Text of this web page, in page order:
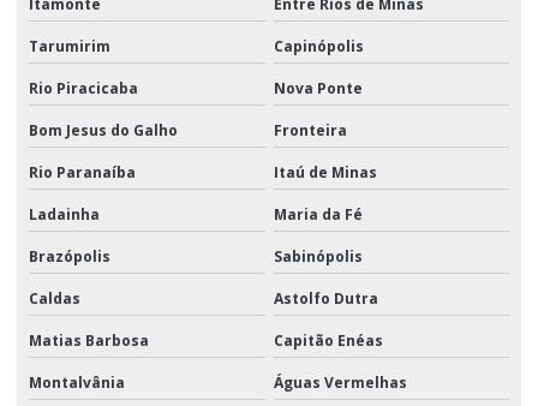
Itamonte Entre Rios de Minas
Tarumirim Capinópolis
Rio Piracicaba Nova Ponte
Bom Jesus do Galho Fronteira
Rio Paranaíba Itaú de Minas
Ladainha Maria da Fé
Brazópolis Sabinópolis
Caldas Astolfo Dutra
Matias Barbosa Capitão Enéas
Montalvânia Águas Vermelhas